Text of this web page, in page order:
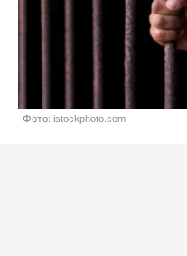
Фото: istockphoto.com